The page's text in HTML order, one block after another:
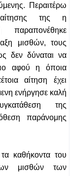
Περαιτέρω
της η
παραπονέθηκε
μισθών, τους
δεν δύναται να
αφού η όποια
αίτηση έχει
ενήργησε καλή
της
παράνομης
καθήκοντα του
μισθών των